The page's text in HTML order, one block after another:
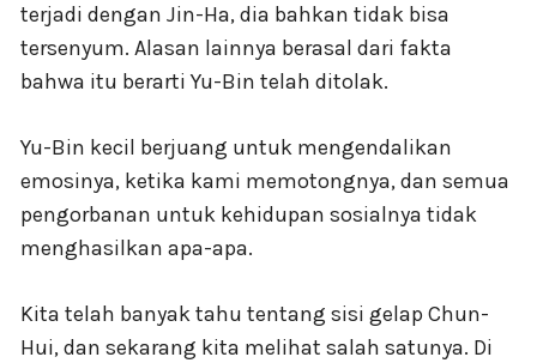
terjadi dengan Jin-Ha, dia bahkan tidak bisa
tersenyum. Alasan lainnya berasal dari fakta
bahwa itu berarti Yu-Bin telah ditolak.
Yu-Bin kecil berjuang untuk mengendalikan
emosinya, ketika kami memotongnya, dan semua
pengorbanan untuk kehidupan sosialnya tidak
menghasilkan apa-apa.
Kita telah banyak tahu tentang sisi gelap Chun-
Hui, dan sekarang kita melihat salah satunya. Di